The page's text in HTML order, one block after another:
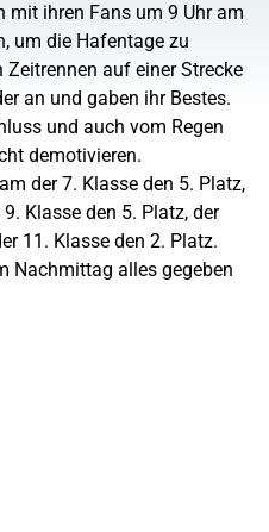
mit ihren Fans um 9 Uhr am
um die Hafentage zu
auf einer Strecke
an und gaben ihr Bestes.
und auch vom Regen
demotivieren.
der 7. Klasse den 5. Platz,
Klasse den 5. Platz, der
11. Klasse den 2. Platz.
Nachmittag alles gegeben